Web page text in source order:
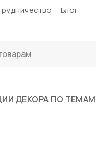
Блог
ДЕКОРА ПО ТЕМАМ